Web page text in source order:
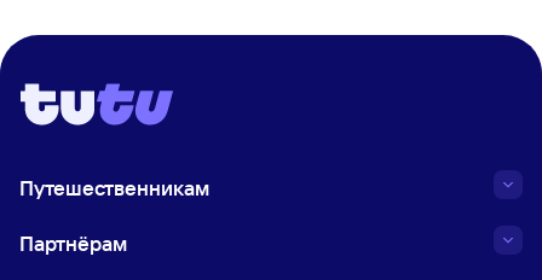
Путешественникам
Партнёрам